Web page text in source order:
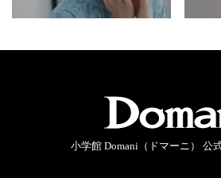
小学館 Domani（ドマーニ） 公